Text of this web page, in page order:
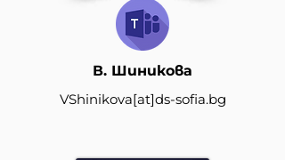
В. Шиникова
VShinikova[at]ds-sofia.bg